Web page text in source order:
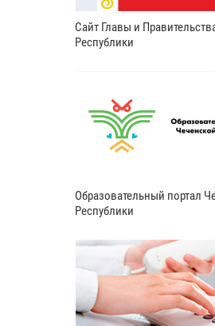
Сайт Главы и
Республики
Образовательный портал
Республики